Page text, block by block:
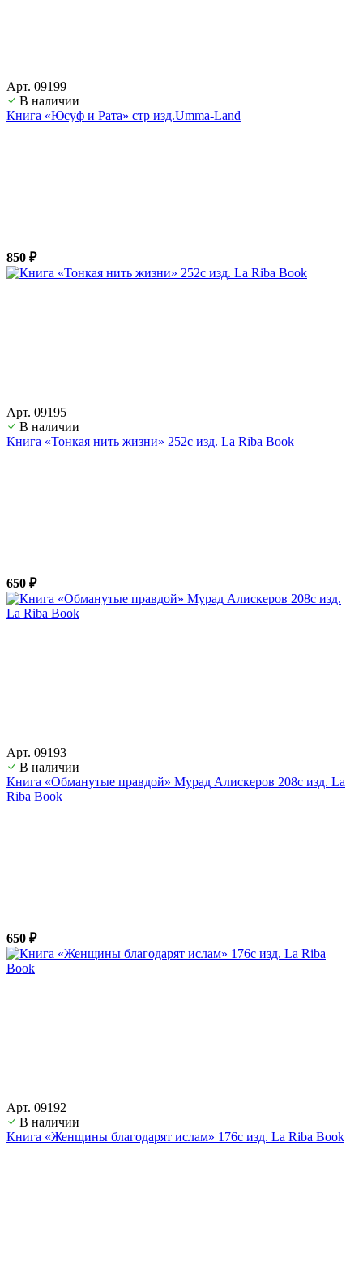
Арт. 09199
В наличии
Книга «Юсуф и Рата» стр изд.Umma-Land
850 ₽
Арт. 09195
В наличии
Книга «Тонкая нить жизни» 252с изд. La Riba Book
650 ₽
Арт. 09193
В наличии
Книга «Обманутые правдой» Мурад Алискеров 208с изд. La
Riba Book
650 ₽
Арт. 09192
В наличии
Книга «Женщины благодарят ислам» 176с изд. La Riba Book